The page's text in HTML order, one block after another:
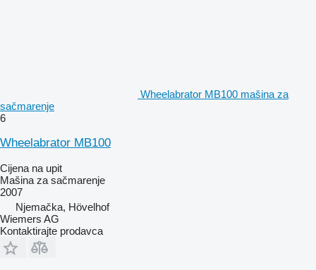
Wheelabrator MB100 mašina za
sačmarenje
6
Wheelabrator MB100
Cijena na upit
Mašina za sačmarenje
2007
Njemačka, Hövelhof
Wiemers AG
Kontaktirajte prodavca